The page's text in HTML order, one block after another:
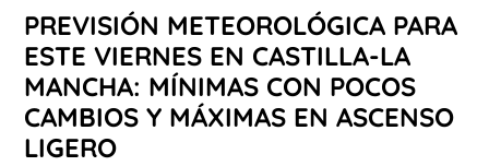
PREVISIÓN METEOROLÓGICA PARA
ESTE VIERNES EN CASTILLA-LA
MANCHA: MÍNIMAS CON POCOS
CAMBIOS Y MÁXIMAS EN ASCENSO
LIGERO